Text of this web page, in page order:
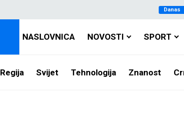
Danas
NASLOVNICA NOVOSTI SPORT
Regija Svijet Tehnologija Znanost